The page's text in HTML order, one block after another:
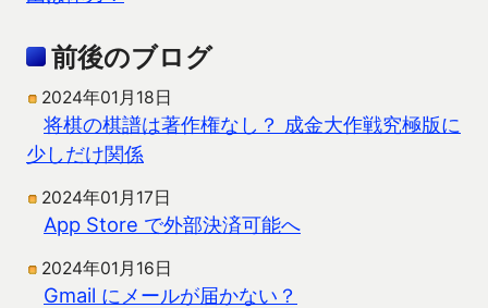
前後のブログ
2024年01月18日
将棋の棋譜は著作権なし？ 成金大作戦究極版に
少しだけ関係
2024年01月17日
App Store で外部決済可能へ
2024年01月16日
Gmail にメールが届かない？